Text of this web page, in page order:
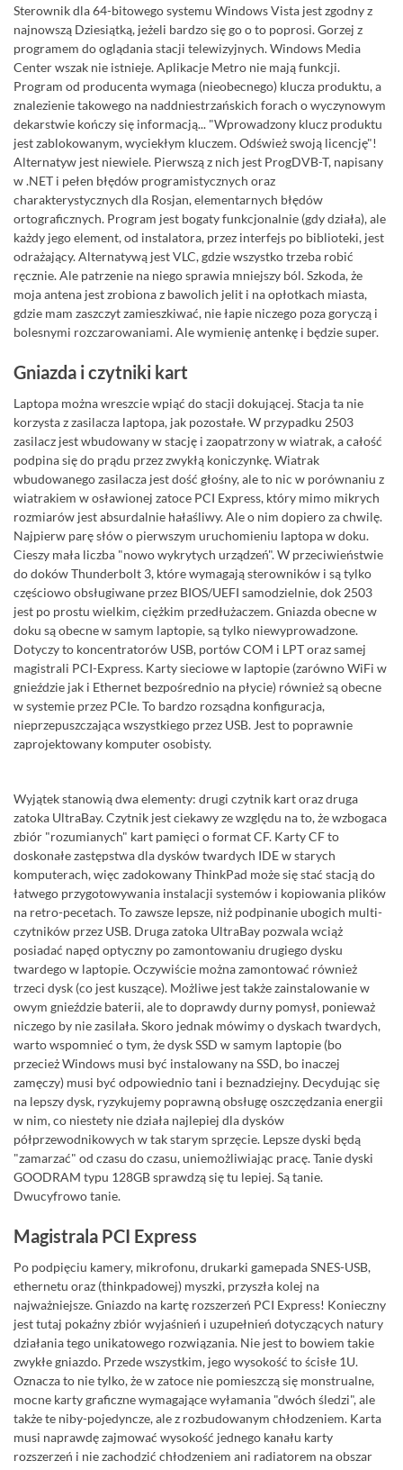
Sterownik dla 64-bitowego systemu Windows Vista jest zgodny z
najnowszą Dziesiątką, jeżeli bardzo się go o to poprosi. Gorzej z
programem do oglądania stacji telewizyjnych. Windows Media
Center wszak nie istnieje. Aplikacje Metro nie mają funkcji.
Program od producenta wymaga (nieobecnego) klucza produktu, a
znalezienie takowego na naddniestrzańskich forach o wyczynowym
dekarstwie kończy się informacją... "Wprowadzony klucz produktu
jest zablokowanym, wyciekłym kluczem. Odśwież swoją licencję"!
Alternatyw jest niewiele. Pierwszą z nich jest ProgDVB-T, napisany
w .NET i pełen błędów programistycznych oraz
charakterystycznych dla Rosjan, elementarnych błędów
ortograficznych. Program jest bogaty funkcjonalnie (gdy działa), ale
każdy jego element, od instalatora, przez interfejs po biblioteki, jest
odrażający. Alternatywą jest VLC, gdzie wszystko trzeba robić
ręcznie. Ale patrzenie na niego sprawia mniejszy ból. Szkoda, że
moja antena jest zrobiona z bawolich jelit i na opłotkach miasta,
gdzie mam zaszczyt zamieszkiwać, nie łapie niczego poza goryczą i
bolesnymi rozczarowaniami. Ale wymienię antenkę i będzie super.
Gniazda i czytniki kart
Laptopa można wreszcie wpiąć do stacji dokującej. Stacja ta nie
korzysta z zasilacza laptopa, jak pozostałe. W przypadku 2503
zasilacz jest wbudowany w stację i zaopatrzony w wiatrak, a całość
podpina się do prądu przez zwykłą koniczynkę. Wiatrak
wbudowanego zasilacza jest dość głośny, ale to nic w porównaniu z
wiatrakiem w osławionej zatoce PCI Express, który mimo mikrych
rozmiarów jest absurdalnie hałaśliwy. Ale o nim dopiero za chwilę.
Najpierw parę słów o pierwszym uruchomieniu laptopa w doku.
Cieszy mała liczba "nowo wykrytych urządzeń". W przeciwieństwie
do doków Thunderbolt 3, które wymagają sterowników i są tylko
częściowo obsługiwane przez BIOS/UEFI samodzielnie, dok 2503
jest po prostu wielkim, ciężkim przedłużaczem. Gniazda obecne w
doku są obecne w samym laptopie, są tylko niewyprowadzone.
Dotyczy to koncentratorów USB, portów COM i LPT oraz samej
magistrali PCI-Express. Karty sieciowe w laptopie (zarówno WiFi w
gnieździe jak i Ethernet bezpośrednio na płycie) również są obecne
w systemie przez PCIe. To bardzo rozsądna konfiguracja,
nieprzepuszczająca wszystkiego przez USB. Jest to poprawnie
zaprojektowany komputer osobisty.
Wyjątek stanowią dwa elementy: drugi czytnik kart oraz druga
zatoka UltraBay. Czytnik jest ciekawy ze względu na to, że wzbogaca
zbiór "rozumianych" kart pamięci o format CF. Karty CF to
doskonałe zastępstwa dla dysków twardych IDE w starych
komputerach, więc zadokowany ThinkPad może się stać stacją do
łatwego przygotowywania instalacji systemów i kopiowania plików
na retro-pecetach. To zawsze lepsze, niż podpinanie ubogich multi-
czytników przez USB. Druga zatoka UltraBay pozwala wciąż
posiadać napęd optyczny po zamontowaniu drugiego dysku
twardego w laptopie. Oczywiście można zamontować również
trzeci dysk (co jest kuszące). Możliwe jest także zainstalowanie w
owym gnieździe baterii, ale to doprawdy durny pomysł, ponieważ
niczego by nie zasilała. Skoro jednak mówimy o dyskach twardych,
warto wspomnieć o tym, że dysk SSD w samym laptopie (bo
przecież Windows musi być instalowany na SSD, bo inaczej
zamęczy) musi być odpowiednio tani i beznadziejny. Decydując się
na lepszy dysk, ryzykujemy poprawną obsługę oszczędzania energii
w nim, co niestety nie działa najlepiej dla dysków
półprzewodnikowych w tak starym sprzęcie. Lepsze dyski będą
"zamarzać" od czasu do czasu, uniemożliwiając pracę. Tanie dyski
GOODRAM typu 128GB sprawdzą się tu lepiej. Są tanie.
Dwucyfrowo tanie.
Magistrala PCI Express
Po podpięciu kamery, mikrofonu, drukarki gamepada SNES-USB,
ethernetu oraz (thinkpadowej) myszki, przyszła kolej na
najważniejsze. Gniazdo na kartę rozszerzeń PCI Express! Konieczny
jest tutaj pokaźny zbiór wyjaśnień i uzupełnień dotyczących natury
działania tego unikatowego rozwiązania. Nie jest to bowiem takie
zwykłe gniazdo. Przede wszystkim, jego wysokość to ścisłe 1U.
Oznacza to nie tylko, że w zatoce nie pomieszczą się monstrualne,
mocne karty graficzne wymagające wyłamania "dwóch śledzi", ale
także te niby-pojedyncze, ale z rozbudowanym chłodzeniem. Karta
musi naprawdę zajmować wysokość jednego kanału karty
rozszerzeń i nie zachodzić chłodzeniem ani radiatorem na obszar